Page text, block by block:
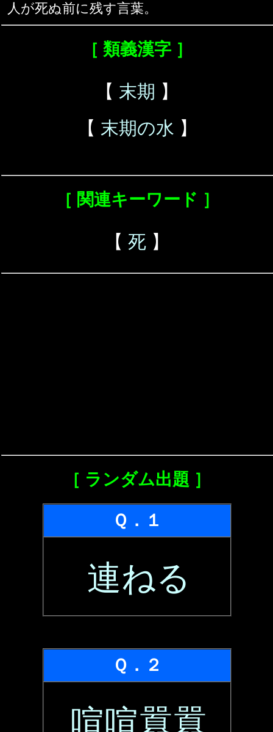
人が死ぬ前に残す言葉。
［ 類義漢字 ］
【 末期 】
【 末期の水 】
［ 関連キーワード ］
【 死 】
［ ランダム出題 ］
Ｑ．１
連ねる
Ｑ．２
喧喧囂囂